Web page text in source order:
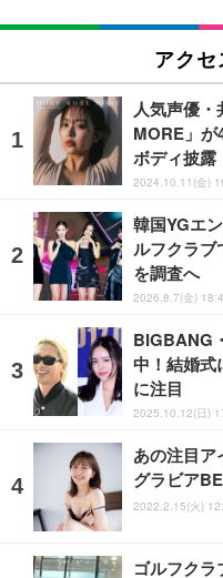
アクセ
人気声優
MORE」が
ボディ披露
2024.10.11(金)
韓国YGエ
ルフクラ
を調査へ
2026.8.7(金)
BIGBANG
中！結婚式
に注目
2025.10.12(日)
あの注目ア
グラビア
2022.2.15(火)
ゴルフク